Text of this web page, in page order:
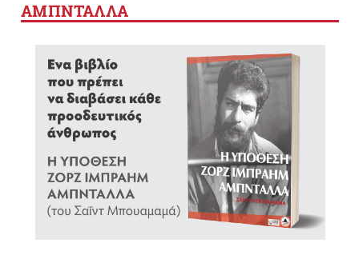
ΑΜΠΝΤΑΛΛΑ